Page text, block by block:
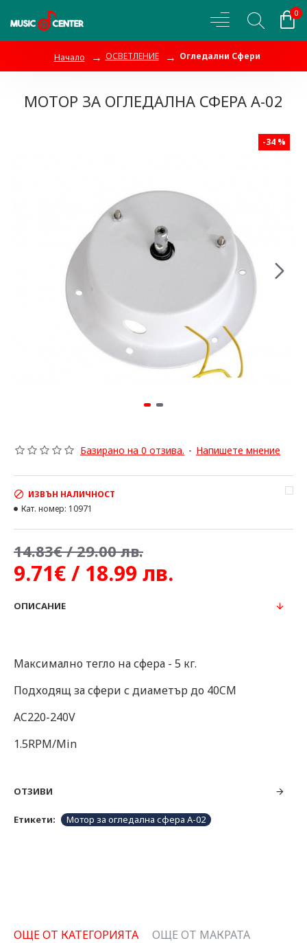
0
Начало ОСВЕТЛЕНИЕ Огледални Сфери
МОТОР ЗА ОГЛЕДАЛНА СФЕРА А-02
-34 %
Базирано на 0 отзива. - Напишете мнение
9.71€ / 18.99 лв.
14.83€ / 29.00 лв.
ИЗВЪН НАЛИЧНОСТ
Кат. номер: 10971
ОПИСАНИЕ
Максимално тегло на сфера - 5 кг.
Подходящ за сфери с диаметър до 40CM
AC220-240V
1.5RPM/Min
ОТЗИВИ
Етикети: Мотор за огледална сфера А-02
ОЩЕ ОТ КАТЕГОРИЯТА ОЩЕ ОТ МАКРАТА